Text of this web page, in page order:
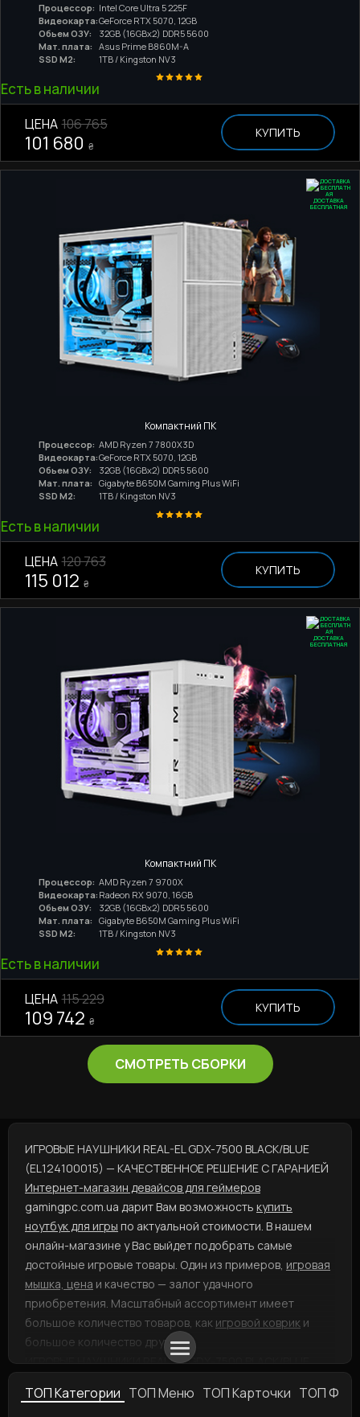
Процессор: Intel Core Ultra 5 225F
Видеокарта:GeForce RTX 5070, 12GB
Обьем ОЗУ:
32GB (16GBx2) DDR5 5600
Мат. плата:
Asus Prime B860M-A
SSD M2:
1TB / Kingston NV3
Есть в наличии
ЦЕНА 106 765
101 680 ₴
КУПИТЬ
ДОСТАВКА
БЕСПЛАТНАЯ
Компактний ПК
Процессор: AMD Ryzen 7 7800X3D
Видеокарта:GeForce RTX 5070, 12GB
Обьем ОЗУ:
32GB (16GBx2) DDR5 5600
Мат. плата:
Gigabyte B650M Gaming Plus WiFi
SSD M2:
1TB / Kingston NV3
Есть в наличии
ЦЕНА 120 763
115 012 ₴
КУПИТЬ
ДОСТАВКА
БЕСПЛАТНАЯ
Компактний ПК
Процессор: AMD Ryzen 7 9700X
Видеокарта: Radeon RX 9070, 16GB
Обьем ОЗУ:
32GB (16GBx2) DDR5 5600
Мат. плата:
Gigabyte B650M Gaming Plus WiFi
SSD M2:
1TB / Kingston NV3
Есть в наличии
ЦЕНА 115 229
109 742 ₴
КУПИТЬ
СМОТРЕТЬ СБОРКИ
ИГРОВЫЕ НАУШНИКИ REAL-EL GDX-7500 BLACK/BLUE
(EL124100015) — КАЧЕСТВЕННОЕ РЕШЕНИЕ С ГАРАНИЕЙ
Интернет-магазин девайсов для геймеров
gamingpc.com.ua дарит Вам возможность купить
ноутбук для игры по актуальной стоимости. В нашем
онлайн-магазине у Вас выйдет подобрать самые
достойные игровые товары. Один из примеров, игровая
мышка, цена и качество — залог удачного
приобретения. Масштабный ассортимент имеет
большое количество товаров, как игровой коврик и
большое количество других.
ИГРОВЫЕ НАУШНИКИ REAL-EL GDX-7500 BLACK/BLUE
А если Вас интересует игровой роутер, купить
ТОП Категории ТОП Меню ТОП Карточки ТОП